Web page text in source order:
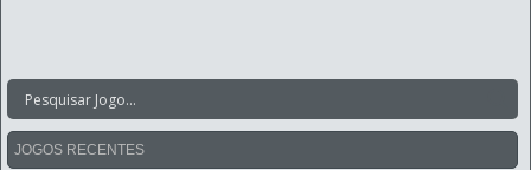
JOGOS RECENTES